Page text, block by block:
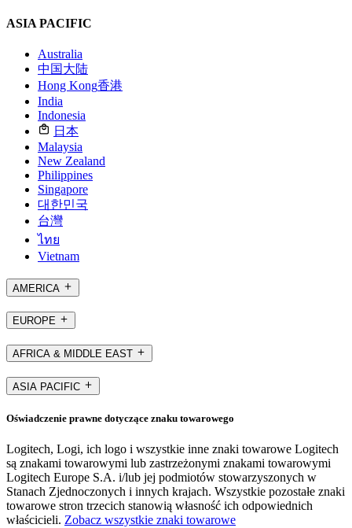
ASIA PACIFIC
Australia
中国大陆
Hong Kong香港
India
Indonesia
日本
Malaysia
New Zealand
Philippines
Singapore
대한민국
台灣
ไทย
Vietnam
AMERICA
EUROPE
AFRICA & MIDDLE EAST
ASIA PACIFIC
Oświadczenie prawne dotyczące znaku towarowego
Logitech, Logi, ich logo i wszystkie inne znaki towarowe Logitech
są znakami towarowymi lub zastrzeżonymi znakami towarowymi
Logitech Europe S.A. i/lub jej podmiotów stowarzyszonych w
Stanach Zjednoczonych i innych krajach. Wszystkie pozostałe znaki
towarowe stron trzecich stanowią własność ich odpowiednich
właścicieli. Zobacz wszystkie znaki towarowe